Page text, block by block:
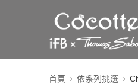
首頁 依系列挑選